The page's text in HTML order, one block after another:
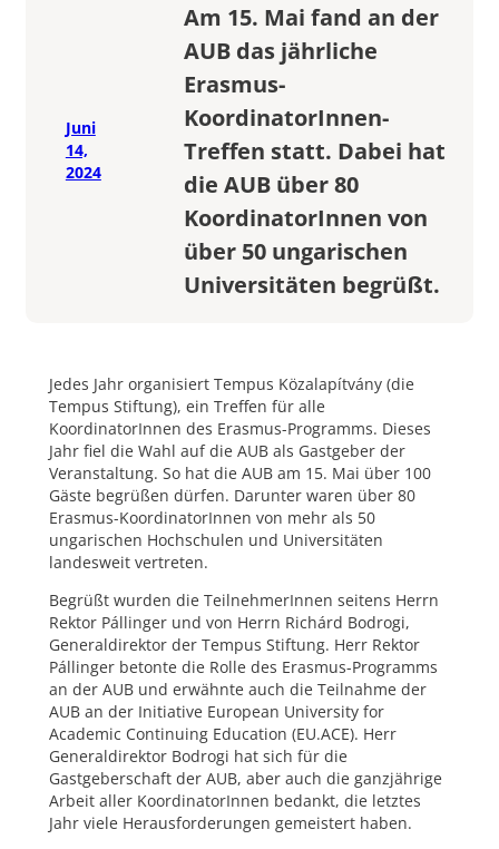
Juni
14,
2024
Am 15. Mai fand an der
AUB das jährliche
Erasmus-
KoordinatorInnen-
Treffen statt. Dabei hat
die AUB über 80
KoordinatorInnen von
über 50 ungarischen
Universitäten begrüßt.
Jedes Jahr organisiert Tempus Közalapítvány (die
Tempus Stiftung), ein Treffen für alle
KoordinatorInnen des Erasmus-Programms. Dieses
Jahr fiel die Wahl auf die AUB als Gastgeber der
Veranstaltung. So hat die AUB am 15. Mai über 100
Gäste begrüßen dürfen. Darunter waren über 80
Erasmus-KoordinatorInnen von mehr als 50
ungarischen Hochschulen und Universitäten
landesweit vertreten.
Begrüßt wurden die TeilnehmerInnen seitens Herrn
Rektor Pállinger und von Herrn Richárd Bodrogi,
Generaldirektor der Tempus Stiftung. Herr Rektor
Pállinger betonte die Rolle des Erasmus-Programms
an der AUB und erwähnte auch die Teilnahme der
AUB an der Initiative European University for
Academic Continuing Education (EU.ACE). Herr
Generaldirektor Bodrogi hat sich für die
Gastgeberschaft der AUB, aber auch die ganzjährige
Arbeit aller KoordinatorInnen bedankt, die letztes
Jahr viele Herausforderungen gemeistert haben.